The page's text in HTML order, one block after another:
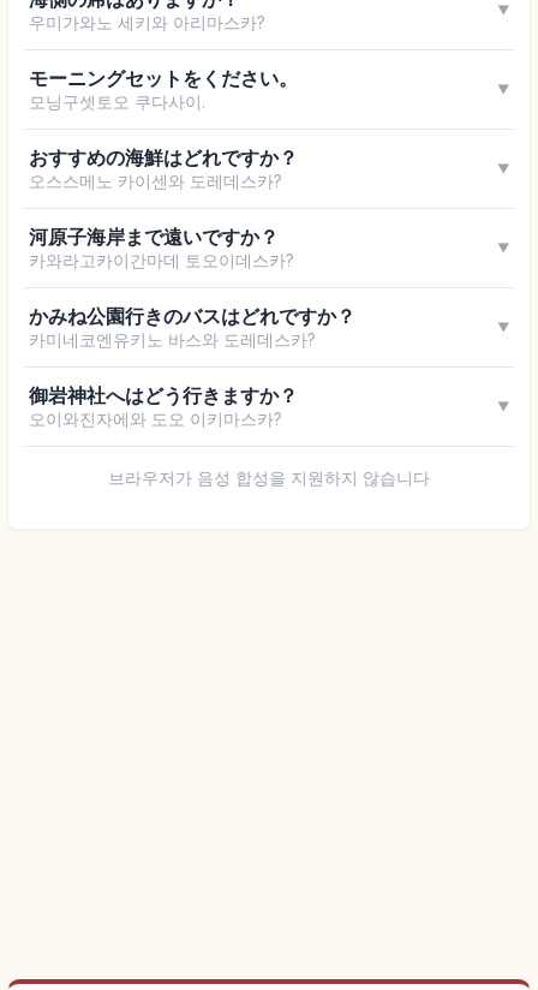
우미가와노 세키와 아리마스카?
▼
モーニングセットをください。
모닝구셋토오 쿠다사이.
▼
おすすめの海鮮はどれですか？
오스스메노 카이센와 도레데스카?
▼
河原子海岸まで遠いですか？
카와라고카이간마데 토오이데스카?
▼
かみね公園行きのバスはどれですか？
카미네코엔유키노 바스와 도레데스카?
▼
御岩神社へはどう行きますか？
오이와진자에와 도오 이키마스카?
▼
브라우저가 음성 합성을 지원하지 않습니다